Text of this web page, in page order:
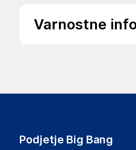
Varnostne
https://www.vidaxl.nl/
Podjetje Big Bang